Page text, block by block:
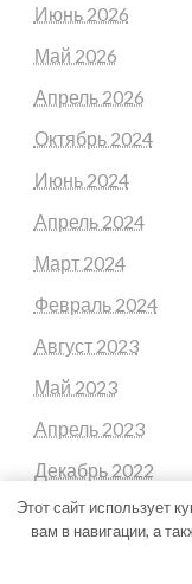
Июнь 2026
Май 2026
Апрель 2026
Октябрь 2024
Июнь 2024
Апрель 2024
Март 2024
Февраль 2024
Август 2023
Май 2023
Апрель 2023
Декабрь 2022
Ноябрь 2022
Этот сайт использует
вам в навигации, а